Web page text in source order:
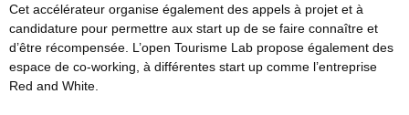
Cet accélérateur organise également des appels à projet et à
candidature pour permettre aux start up de se faire connaître et
d’être récompensée. L’open Tourisme Lab propose également des
espace de co-working, à différentes start up comme l’entreprise
Red and White.